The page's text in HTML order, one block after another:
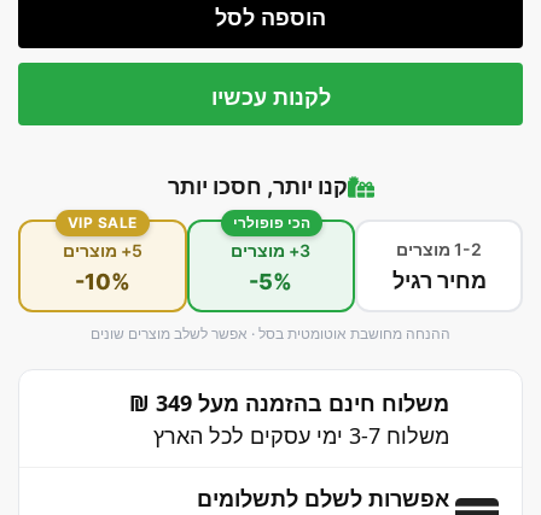
הוספה לסל
לקנות עכשיו
קנו יותר, חסכו יותר
1-2 מוצרים
מחיר רגיל
הכי פופולרי
3+ מוצרים
-5%
VIP SALE
5+ מוצרים
-10%
ההנחה מחושבת אוטומטית בסל · אפשר לשלב מוצרים שונים
משלוח חינם בהזמנה מעל 349 ₪
משלוח 3-7 ימי עסקים לכל הארץ
אפשרות לשלם לתשלומים